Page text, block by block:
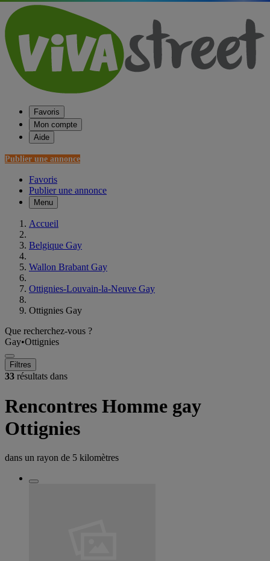
Favoris
Mon compte
Aide
Publier une annonce
Favoris
Publier une annonce
Menu
Accueil
Belgique Gay
Wallon Brabant Gay
Ottignies-Louvain-la-Neuve Gay
Ottignies Gay
Que recherchez-vous ?
Gay•Ottignies
Filtres
33 résultats dans
Rencontres Homme gay
Ottignies
dans un rayon de 5 kilomètres